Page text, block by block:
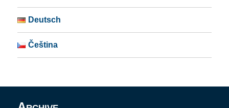
Deutsch
Čeština